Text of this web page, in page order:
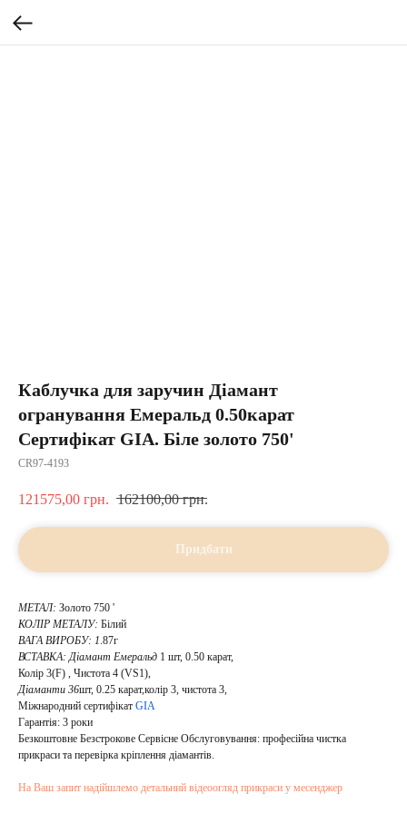
Каблучка для заручин Діамант
огранування Емеральд 0.50карат
Сертифікат GIA. Біле золото 750'
CR97-4193
121575,00 грн. 162100,00 грн.
Придбати
МЕТАЛ: Золото 750 '
КОЛІР МЕТАЛУ: Білий
ВАГА ВИРОБУ: 1.87г
ВСТАВКА: Діамант Емеральд 1 шт, 0.50 карат,
Колір 3(F) , Чистота 4 (VS1),
Діаманти 36шт, 0.25 карат,колір 3, чистота 3,
Міжнародний сертифікат GIA
Гарантія: 3 роки
Безкоштовне Безстрокове Сервісне Обслуговування: професійна чистка
прикраси та перевірка кріплення діамантів.
На Ваш запит надійшлемо детальний відеоогляд прикраси у месенджер